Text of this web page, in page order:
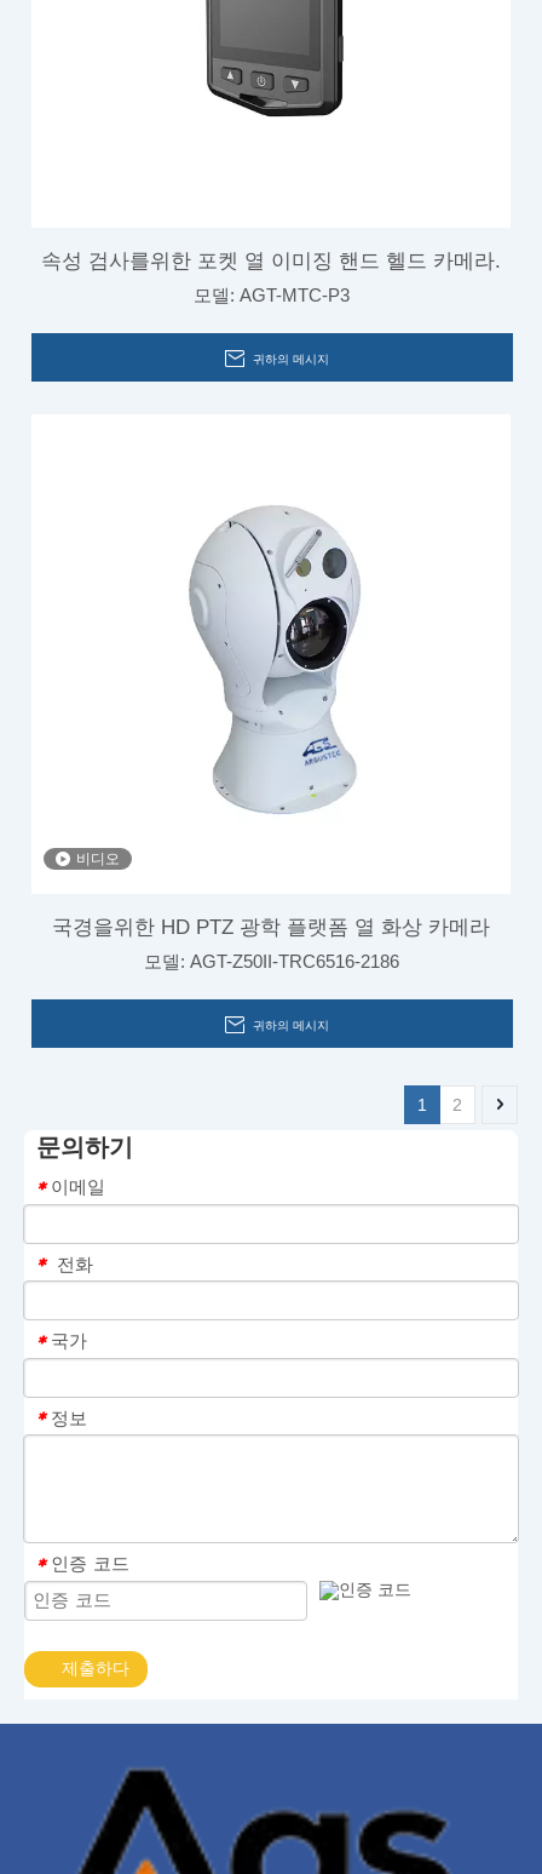
속성 검사를위한 포켓 열 이미징 핸드 헬드 카메라.
모델: AGT-MTC-P3
귀하의 메시지
비디오
국경을위한 HD PTZ 광학 플랫폼 열 화상 카메라
모델: AGT-Z50II-TRC6516-2186
귀하의 메시지
1 2
문의하기
* 이메일
* 전화
* 국가
* 정보
* 인증 코드
제출하다